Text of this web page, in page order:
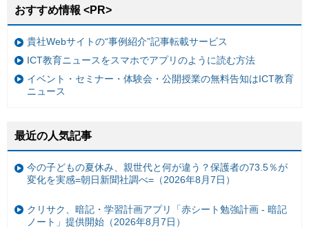
おすすめ情報 <PR>
貴社Webサイトの“事例紹介”記事転載サービス
ICT教育ニュースをスマホでアプリのように読む方法
イベント・セミナー・体験会・公開授業の無料告知はICT教育
ニュース
最近の人気記事
今の子どもの夏休み、親世代と何が違う？保護者の73.5％が
変化を実感=朝日新聞社調べ=（2026年8月7日）
クリサク、暗記・学習計画アプリ「赤シート勉強計画 - 暗記
ノート」提供開始（2026年8月7日）